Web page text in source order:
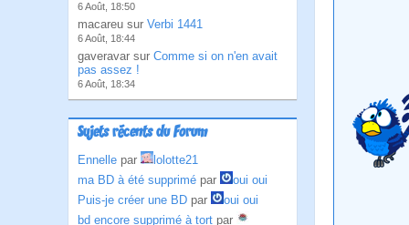
6 Août, 18:50
macareu sur Verbi 1441
6 Août, 18:44
gaveravar sur Comme si on n'en avait
pas assez !
6 Août, 18:34
Sujets récents du Forum
Ennelle par
lolotte21
ma BD à été supprimé par
oui oui
Puis-je créer une BD par
oui oui
bd encore supprimé à tort par